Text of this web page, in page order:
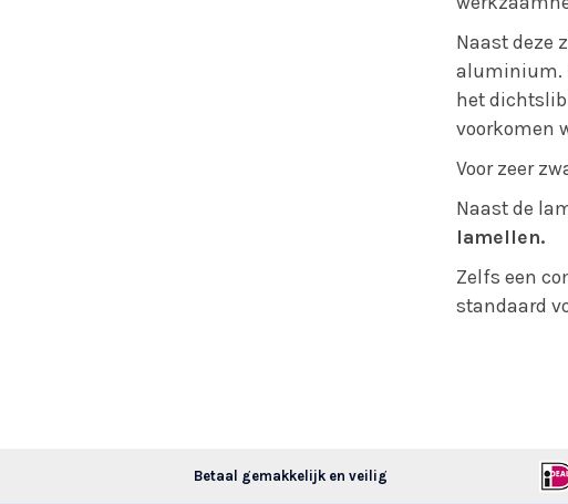
Naast deze
aluminium.
het
voorkomen
Voor zeer
Naast de
lamellen.
Zelfs een
standaard
Betaal gemakkelijk en veilig